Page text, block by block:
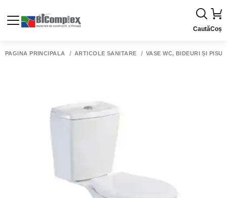
CautăCoș
PAGINA PRINCIPALĂ ARTICOLE SANITARE VASE WC, BIDEURI ȘI